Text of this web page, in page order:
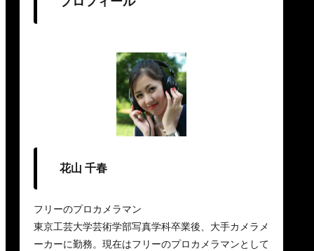
花山 千春
フリーのプロカメラマン
東京工芸大学芸術学部写真学科卒業後、大手カメラメ
ーカーに勤務。現在はフリーのプロカメラマンとして